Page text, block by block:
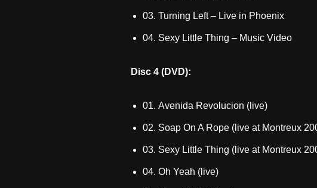
03. Turning Left – Live in Phoenix
04. Sexy Little Thing – Music Video
Disc 4 (DVD):
01. Avenida Revolucion (live)
02. Soap On A Rope (live at Montreux
03. Sexy Little Thing (live at Montreux
04. Oh Yeah (live)